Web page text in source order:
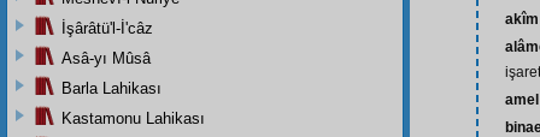
akîm
amel
İşârâtü'l-İ'câz
Asâ-yı Mûsâ
Barla Lahikası
Kastamonu Lahikası